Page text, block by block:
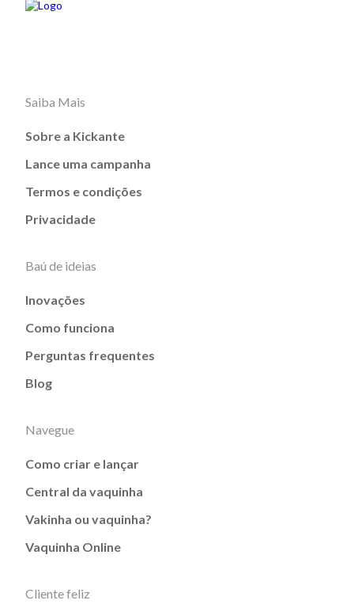
Saiba Mais
Sobre a Kickante
Lance uma campanha
Termos e condições
Privacidade
Baú de ideias
Inovações
Como funciona
Perguntas frequentes
Blog
Navegue
Como criar e lançar
Central da vaquinha
Vakinha ou vaquinha?
Vaquinha Online
Cliente feliz